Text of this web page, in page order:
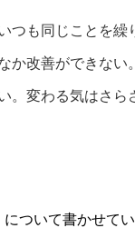
つも同じことを
か改善ができない
。変わる気はさら
について書かせて